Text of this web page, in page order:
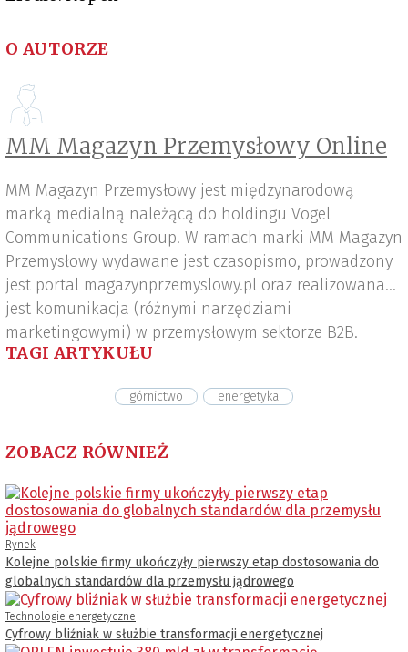
O AUTORZE
MM Magazyn Przemysłowy Online
MM Magazyn Przemysłowy jest międzynarodową
marką medialną należącą do holdingu Vogel
Communications Group. W ramach marki MM Magazyn
Przemysłowy wydawane jest czasopismo, prowadzony
jest portal magazynprzemyslowy.pl oraz realizowana
jest komunikacja (różnymi narzędziami
marketingowymi) w przemysłowym sektorze B2B.
TAGI ARTYKUŁU
górnictwo energetyka
ZOBACZ RÓWNIEŻ
Rynek
Kolejne polskie firmy ukończyły pierwszy etap dostosowania do
globalnych standardów dla przemysłu jądrowego
Technologie energetyczne
Cyfrowy bliźniak w służbie transformacji energetycznej